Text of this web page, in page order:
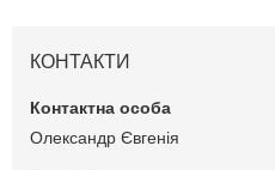
КОНТАКТИ
Олександр Євгенія